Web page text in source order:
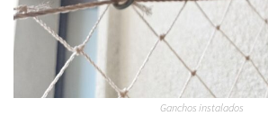
Ganchos instalados